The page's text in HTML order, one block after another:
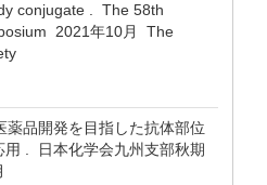
conjugate . The 58th
2021年10月 The
品開発を目指した抗体部位
用 . 日本化学会九州支部秋期